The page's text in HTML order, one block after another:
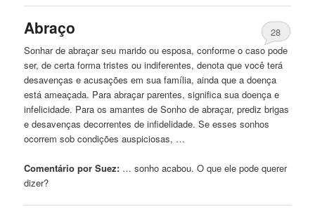
Abraço
28
Sonhar de abraçar seu marido ou esposa, conforme o caso pode
ser, de certa forma tristes ou indiferentes, denotaque você terá
desavenças e acusações em sua família, aindaque a doença
está ameaçada. Para abraçar parentes, significa sua doença e
infelicidade. Para os amantes de Sonho de abraçar, prediz brigas
e desavenças decorrentes de infidelidade. Se esses sonhos
ocorrem sob condições auspiciosas, …
Comentário por Suez: … sonho acabou. Oque ele pode querer
dizer?